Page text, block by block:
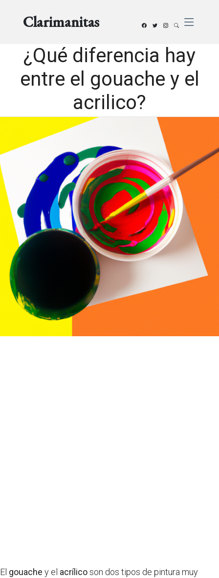
Clarimanitas
¿Qué diferencia hay
entre el gouache y el
acrilico?
El gouache y el acrílicoson dos tipos de pintura muy